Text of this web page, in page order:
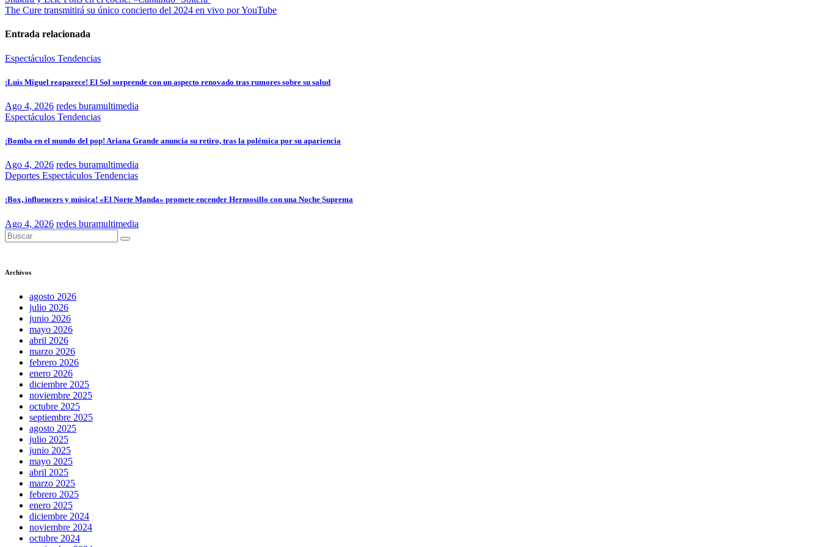
The Cure transmitirá su único concierto del 2024 en vivo por YouTube
Entrada relacionada
Espectáculos Tendencias
¡Luis Miguel reaparece! El Sol sorprende con un aspecto renovado tras rumores sobre su salud
Ago 4, 2026 redes buramultimedia
Espectáculos Tendencias
¡Bomba en el mundo del pop! Ariana Grande anuncia su retiro, tras la polémica por su apariencia
Ago 4, 2026 redes buramultimedia
Deportes Espectáculos Tendencias
¡Box, influencers y música! «El Norte Manda» promete encender Hermosillo con una Noche Suprema
Ago 4, 2026 redes buramultimedia
Archivos
agosto 2026
julio 2026
junio 2026
mayo 2026
abril 2026
marzo 2026
febrero 2026
enero 2026
diciembre 2025
noviembre 2025
octubre 2025
septiembre 2025
agosto 2025
julio 2025
junio 2025
mayo 2025
abril 2025
marzo 2025
febrero 2025
enero 2025
diciembre 2024
noviembre 2024
octubre 2024